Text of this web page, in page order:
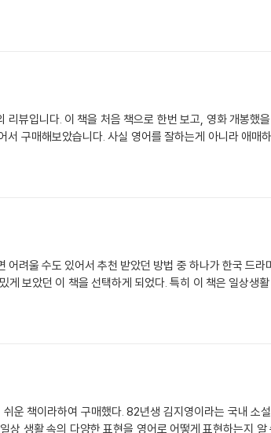
판으로 이렇게 보고 있네요. 이미 아
서 구매해보았습니다. 사실 영어를 잘하는게 아니라 애
어려울 수도 있어서 추천 받았던 방법 중 하나가 한국 드
게 보았던 이 책을 선택하게 되었다. 특히 이 책은 일상생
운 책이라하여 구매했다. 82년생 김지영이라는 국내 소
상 생활 속의 다양한 표현을 영어로 어떻게 표현하는지